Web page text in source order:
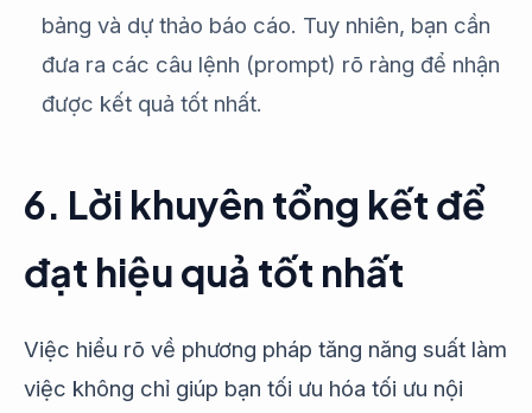
bảng và dự thảo báo cáo. Tuy nhiên, bạn cần
đưa ra các câu lệnh (prompt) rõ ràng để nhận
được kết quả tốt nhất.
6. Lời khuyên tổng kết để
đạt hiệu quả tốt nhất
Việc hiểu rõ về phương pháp tăng năng suất làm
việc không chỉ giúp bạn tối ưu hóa tối ưu nội